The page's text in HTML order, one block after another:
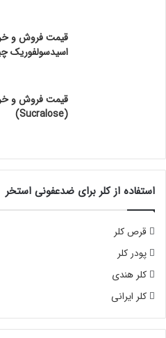
قیمت فروش و
اسیدسولفوریک
قیمت فروش و
(Sucralose)
استفاده از کلر برای ضدعفونی استخر
قرص کلر
پودر کلر
کلر هندی
کلر ایرانی